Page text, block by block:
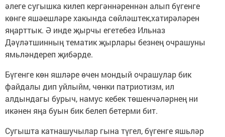
әлеге сугышка килеп кергәннәреннән алып бүгенге
көнге яшәешләре хакында сөйләштек,хатирәләрен
яңарттык. Ә инде җырчы егетебез Ильназ
Дәүләтшинның тематик җырлары безнең очрашуны
ямьләндереп җибәрде.
Бүгенге көн яшләре өчен мондый очрашулар бик
файдалы дип уйлыйм, чөнки патриотизм, ил
алдындагы бурыч, намус кебек төшенчәләрнең ни
икәнен яңа буын бик белеп бетерми бит.
Сугышта катнашучылар гына түгел, бүгенге яшьләр